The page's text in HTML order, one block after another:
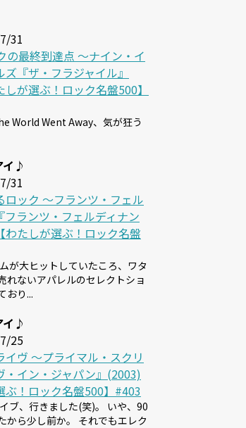
31
の最終到達点 〜ナイン・イ
『ザ・フラジャイル』
が選ぶ！ロック名盤500】
World Went Away、気が狂う
イ♪
31
ロック 〜フランツ・フェル
フランツ・フェルディナン
わたしが選ぶ！ロック名盤
が大ヒットしていたころ、ワタ
れないアパレルのセレクトショ
おり...
イ♪
25
イヴ 〜プライマル・スクリ
・イン・ジャパン』(2003)
ぶ！ロック名盤500】#403
ブ、行きました(笑)。 いや、90
から少し前か。 それでもエレク